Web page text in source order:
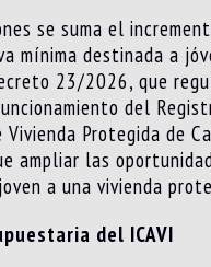
se suma el
mínima destinada a
23/2026, que
del
Vivienda Protegida de
ampliar las
a una vivienda
del ICAVI